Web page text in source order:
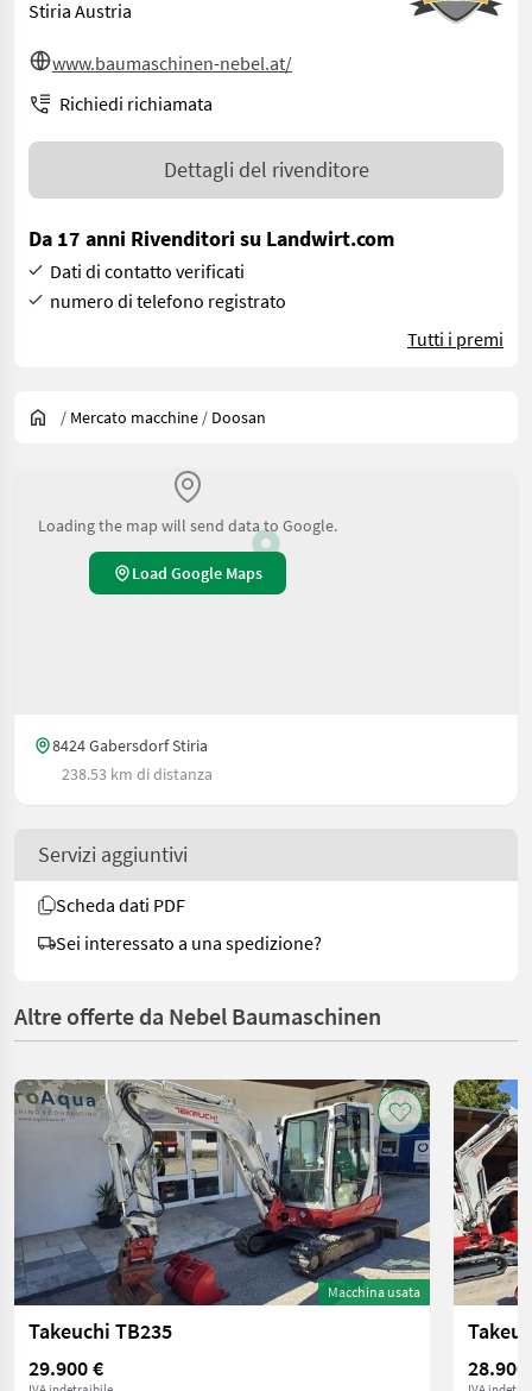
Stiria Austria
www.baumaschinen-nebel.at/
Richiedi richiamata
Dettagli del rivenditore
Da 17 anni Rivenditori su Landwirt.com
Dati di contatto verificati
numero di telefono registrato
Tutti i premi
/ Mercato macchine / Doosan
Loading the map will send data to Google.
Load Google Maps
8424 Gabersdorf Stiria
238.53 km di distanza
Servizi aggiuntivi
Scheda dati PDF
Sei interessato a una spedizione?
Altre offerte da Nebel Baumaschinen
Macchina usata
Takeuchi TB235
29.900 €
28.900